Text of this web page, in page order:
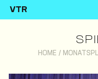
VTR
HOME /